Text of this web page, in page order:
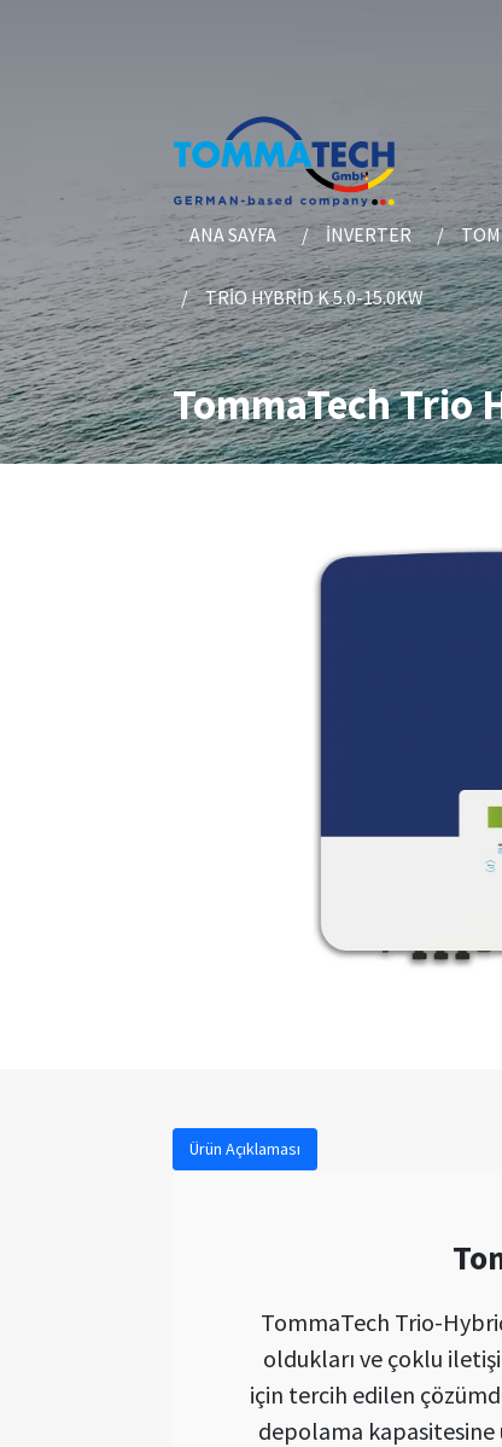
ANA SAYFA İNVERTER
TRIO HYBRID K 5.0-15.0KW
TommaTech Trio
Ürün Açıklaması
TommaTech Trio-
oldukları ve çoklu
için tercih edilen
depolama kapasitesine